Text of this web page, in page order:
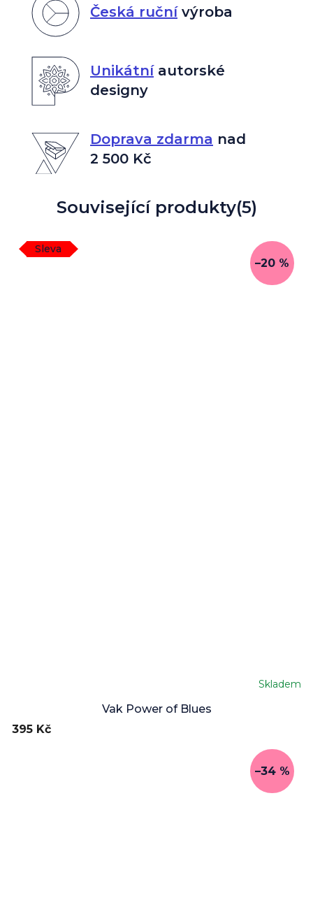
Česká ručnívýroba
Unikátníautorské
designy
Doprava zdarma nad
2 500 Kč
Související produkty(5)
Sleva
–20 %
Vak Power of Blues
Skladem
395 Kč
–34 %